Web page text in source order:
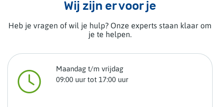
Wij zijn er voor je
Heb je vragen of wil je hulp? Onze experts staan klaar om
je te helpen.
Maandag t/m vrijdag
09:00 uur tot 17:00 uur